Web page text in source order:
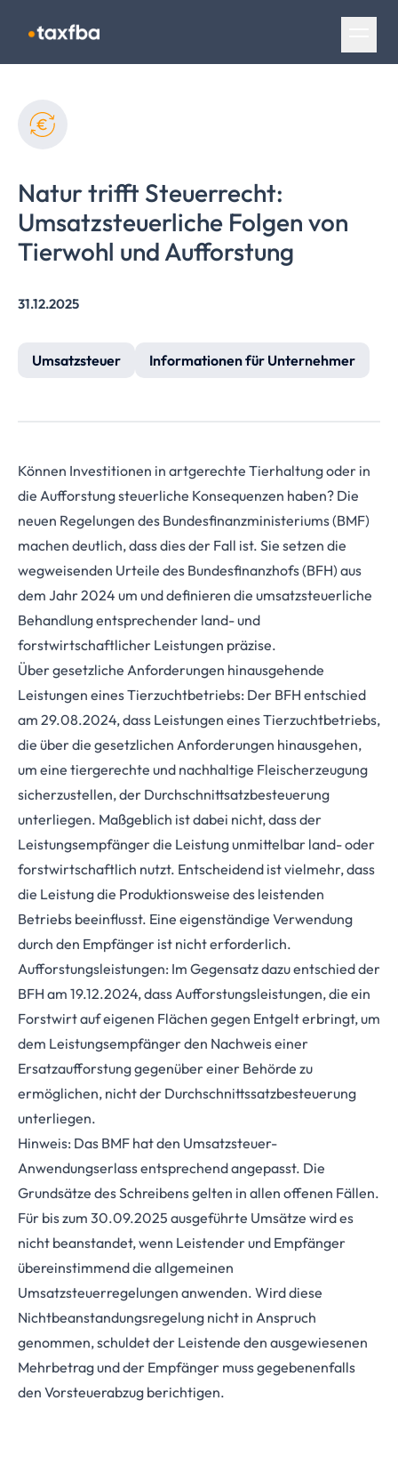
Navigation überspringen
Natur trifft Steuerrecht:
Umsatzsteuerliche Folgen von
Tierwohl und Aufforstung
31.12.2025
Umsatzsteuer Informationen für Unternehmer
Können Investitionen in artgerechte Tierhaltung oder in
die Aufforstung steuerliche Konsequenzen haben? Die
neuen Regelungen des Bundesfinanzministeriums (BMF)
machen deutlich, dass dies der Fall ist. Sie setzen die
wegweisenden Urteile des Bundesfinanzhofs (BFH) aus
dem Jahr 2024 um und definieren die umsatzsteuerliche
Behandlung entsprechender land- und
forstwirtschaftlicher Leistungen präzise.
Über gesetzliche Anforderungen hinausgehende
Leistungen eines Tierzuchtbetriebs: Der BFH entschied
am 29.08.2024, dass Leistungen eines Tierzuchtbetriebs,
die über die gesetzlichen Anforderungen hinausgehen,
um eine tiergerechte und nachhaltige Fleischerzeugung
sicherzustellen, der Durchschnittsatzbesteuerung
unterliegen. Maßgeblich ist dabei nicht, dass der
Leistungsempfänger die Leistung unmittelbar land- oder
forstwirtschaftlich nutzt. Entscheidend ist vielmehr, dass
die Leistung die Produktionsweise des leistenden
Betriebs beeinflusst. Eine eigenständige Verwendung
durch den Empfänger ist nicht erforderlich.
Aufforstungsleistungen: Im Gegensatz dazu entschied der
BFH am 19.12.2024, dass Aufforstungsleistungen, die ein
Forstwirt auf eigenen Flächen gegen Entgelt erbringt, um
dem Leistungsempfänger den Nachweis einer
Ersatzaufforstung gegenüber einer Behörde zu
ermöglichen, nicht der Durchschnittssatzbesteuerung
unterliegen.
Hinweis: Das BMF hat den Umsatzsteuer-
Anwendungserlass entsprechend angepasst. Die
Grundsätze des Schreibens gelten in allen offenen Fällen.
Für bis zum 30.09.2025 ausgeführte Umsätze wird es
nicht beanstandet, wenn Leistender und Empfänger
übereinstimmend die allgemeinen
Umsatzsteuerregelungen anwenden. Wird diese
Nichtbeanstandungsregelung nicht in Anspruch
genommen, schuldet der Leistende den ausgewiesenen
Mehrbetrag und der Empfänger muss gegebenenfalls
den Vorsteuerabzug berichtigen.